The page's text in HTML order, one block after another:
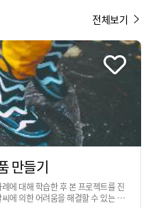
전체보기
만들기
에 대해 학습한 후 본 프로젝트를 진
에 의한 어려움을 해결할 수 있는 아